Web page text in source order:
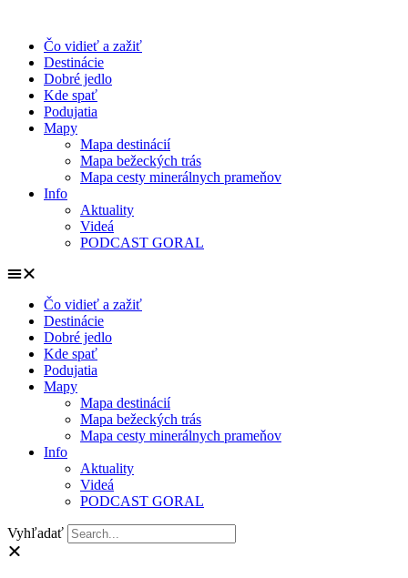
obsah
Čo vidieť a zažiť
Destinácie
Dobré jedlo
Kde spať
Podujatia
Mapy
Mapa destinácií
Mapa bežeckých trás
Mapa cesty minerálnych prameňov
Info
Aktuality
Videá
PODCAST GORAL
Čo vidieť a zažiť
Destinácie
Dobré jedlo
Kde spať
Podujatia
Mapy
Mapa destinácií
Mapa bežeckých trás
Mapa cesty minerálnych prameňov
Info
Aktuality
Videá
PODCAST GORAL
Vyhľadať